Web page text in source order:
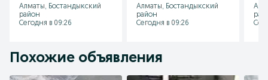
Sorento 29150-
P2500
Алматы, Бостандыкский
район
Сегодня в 09:26
Sorento 29135-
P2800
Алматы, Бостандыкский
район
Сегодня в 09:26
Похожие объявления